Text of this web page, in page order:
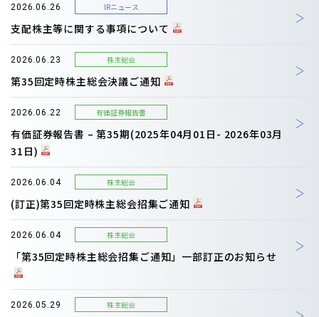
2026.06.26 IRニュース
支配株主等に関する事項について
2026.06.23 株主総会
第35回定時株主総会決議ご通知
2026.06.22 有価証券報告書
有価証券報告書 – 第35期(2025年04月01日- 2026年03月
31日)
2026.06.04 株主総会
(訂正)第35回定時株主総会招集ご通知
2026.06.04 株主総会
「第35回定時株主総会招集ご通知」一部訂正のお知らせ
2026.05.29 株主総会